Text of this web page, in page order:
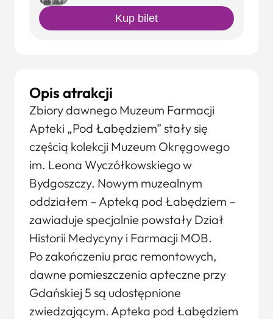
Kup bilet
Opis atrakcji
Zbiory dawnego Muzeum Farmacji
Apteki „Pod Łabędziem” stały się
częścią kolekcji Muzeum Okręgowego
im. Leona Wyczółkowskiego w
Bydgoszczy. Nowym muzealnym
oddziałem – Apteką pod Łabędziem –
zawiaduje specjalnie powstały Dział
Historii Medycyny i Farmacji MOB.
Po zakończeniu prac remontowych,
dawne pomieszczenia apteczne przy
Gdańskiej 5 są udostępnione
zwiedzającym. Apteka pod Łabędziem